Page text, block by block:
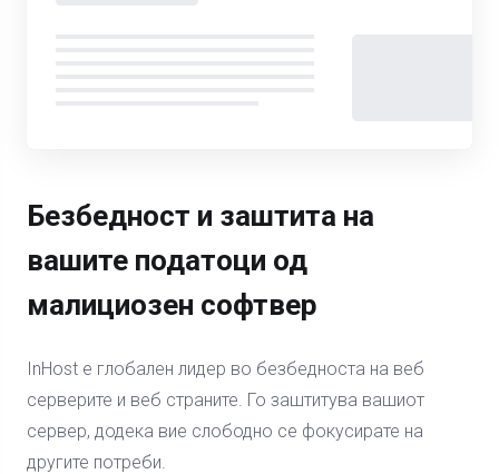
Безбедност и заштита на
вашите податоци од
малициозен софтвер
InHost е глобален лидер во безбедноста на веб
серверите и веб страните. Го заштитува вашиот
сервер, додека вие слободно се фокусирате на
другите потреби.